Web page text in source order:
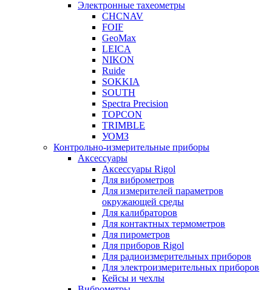
Электронные тахеометры
CHCNAV
FOIF
GeoMax
LEICA
NIKON
Ruide
SOKKIA
SOUTH
Spectra Precision
TOPCON
TRIMBLE
УОМЗ
Контрольно-измерительные приборы
Аксессуары
Аксессуары Rigol
Для виброметров
Для измерителей параметров
окружающей среды
Для калибраторов
Для контактных термометров
Для пирометров
Для приборов Rigol
Для радиоизмерительных приборов
Для электроизмерительных приборов
Кейсы и чехлы